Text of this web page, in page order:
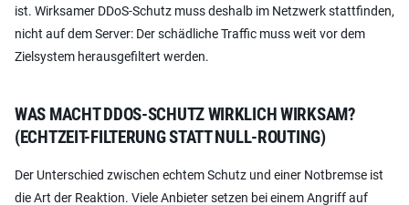
ist. Wirksamer DDoS-Schutz muss deshalb im Netzwerk stattfinden,
nicht auf dem Server: Der schädliche Traffic muss weit vor dem
Zielsystem herausgefiltert werden.
WAS MACHT DDOS-SCHUTZ WIRKLICH WIRKSAM?
(ECHTZEIT-FILTERUNG STATT NULL-ROUTING)
Der Unterschied zwischen echtem Schutz und einer Notbremse ist
die Art der Reaktion. Viele Anbieter setzen bei einem Angriff auf